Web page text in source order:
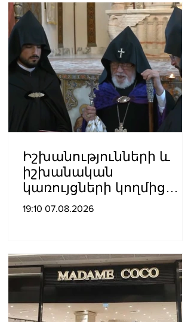
մասին
Իշխանությունների և
իշխանական
կառույցների կողմից
քայլեր են ձեռնարկվում
վնասելու,
ինքնավարությունը
սահմանափակելու, և
եկեղեցին իրենց կամքին
հպատակեցնելու
19:10 07.08.2026